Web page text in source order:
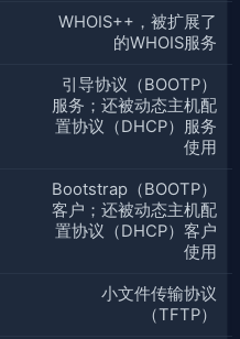
WHOIS++，被扩展了
的WHOIS服务
引导协议（BOOTP）
服务；还被动态主机配
置协议（DHCP）服务
使用
Bootstrap（BOOTP）
客户；还被动态主机配
置协议（DHCP）客户
使用
小文件传输协议
（TFTP）